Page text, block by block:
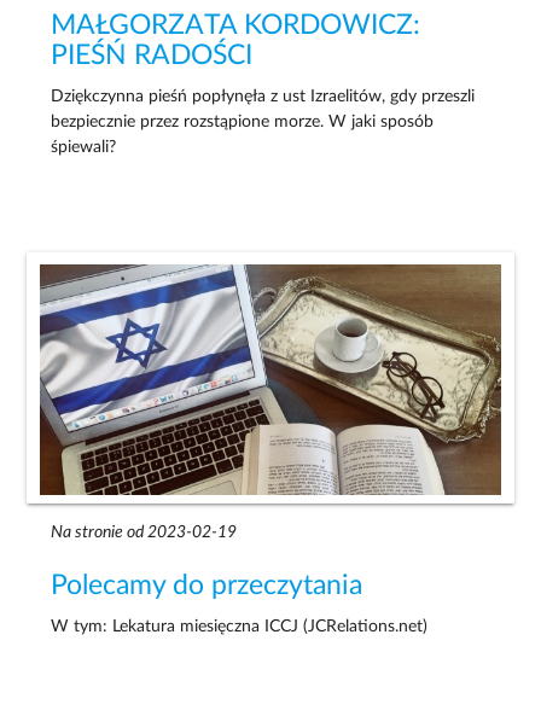
MAŁGORZATA KORDOWICZ:
PIEŚŃ RADOŚCI
Dziękczynna pieśń popłynęła z ust Izraelitów, gdy przeszli
bezpiecznie przez rozstąpione morze. W jaki sposób
śpiewali?
Na stronie od 2023-02-19
Polecamy do przeczytania
W tym: Lekatura miesięczna ICCJ (JCRelations.net)